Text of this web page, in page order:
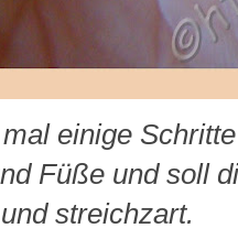
einige
Füße und soll
streichzart.